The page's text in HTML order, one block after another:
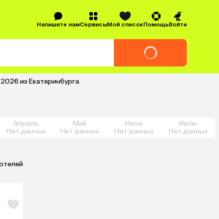
Напишите намСервисыМой списокПомощьВойти
из Екатеринбурга
Апрель
Нет данных
Май
Нет данных
Июнь
Нет данных
Июль
Нет данных